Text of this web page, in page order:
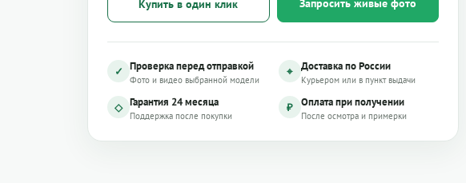
Купить в один клик Запросить живые фото
✓ Проверка перед отправкой
Фото и видео выбранной модели
⌖ Доставка по России
Курьером или в пункт выдачи
◇ Гарантия 24 месяца
Поддержка после покупки
₽ Оплата при получении
После осмотра и примерки